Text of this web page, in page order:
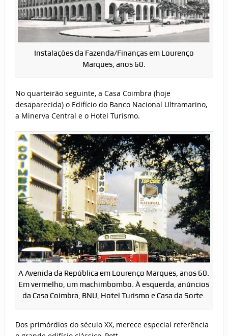
Instalações da Fazenda/Finanças em Lourenço
Marques, anos 60.
No quarteirão seguinte, a Casa Coimbra (hoje
desaparecida) o Edifício do Banco Nacional Ultramarino,
a Minerva Central e o Hotel Turismo.
A Avenida da República em Lourenço Marques, anos 60.
Em vermelho, um machimbombo. À esquerda, anúncios
da Casa Coimbra, BNU, Hotel Turismo e Casa da Sorte.
Dos primórdios do século XX, merece especial referência